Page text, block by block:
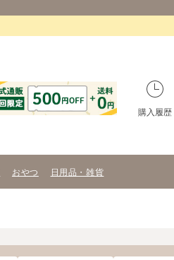
購入履歴
おやつ 日用品・雑貨